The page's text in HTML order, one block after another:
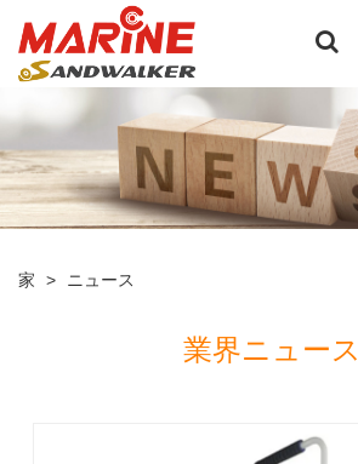
家 > ニュース
業界ニュース